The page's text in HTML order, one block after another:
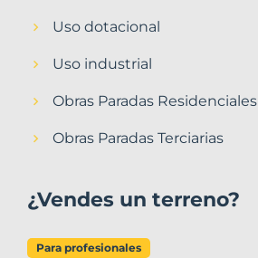
Uso dotacional
Uso industrial
Obras Paradas Residenciales
Obras Paradas Terciarias
¿Vendes un terreno?
Para profesionales